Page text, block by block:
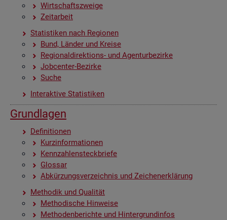
Wirt­schafts­zwei­ge
Zeit­ar­beit
Sta­tis­ti­ken nach Re­gio­nen
Bund, Län­der und Krei­se
Re­gio­nal­di­rek­ti­ons- und Agen­tur­be­zir­ke
Job­cen­ter-Be­zir­ke
Suche
In­ter­ak­ti­ve Sta­tis­ti­ken
Grund­la­gen
De­fi­ni­tio­nen
Kurz­in­for­ma­tio­nen
Kenn­zah­len­steck­brie­fe
Glos­sar
Ab­kür­zungs­ver­zeich­nis und Zei­chen­er­klä­rung
Me­tho­dik und Qua­li­tät
Me­tho­di­sche Hin­wei­se
Me­tho­den­be­rich­te und Hin­ter­grund­in­fos